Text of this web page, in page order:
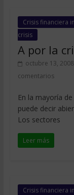
Crisis financiera
crisis
A por la
octubre 13, 2008
comentarios
En la mayoría
puede decir
Los sectores
Leer más
Crisis financiera